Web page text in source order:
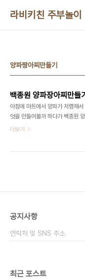
라비키친 주부놀이
양파짱아찌만들기
아침에 마트에서 양파가 저렴해
엇을 만들어볼까 하다가 백종원
안 만든 것 같아서 오늘 만들어 보
파라 그런지 싱그러움이 느껴졌어
오이고추를 넣었는데 기호에 따라
더보기
공지사항
연락처 및 SNS 주소
최근 포스트